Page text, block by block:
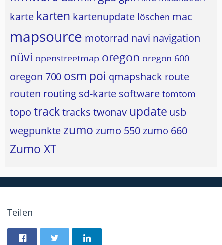
karte karten kartenupdate löschen mac
mapsource motorrad navi navigation
nüvi openstreetmap oregon oregon 600
oregon 700 osm poi qmapshack route
routen routing sd-karte software tomtom
topo tracktracks twonav update usb
wegpunkte zumo zumo 550zumo 660
Zumo XT
Teilen